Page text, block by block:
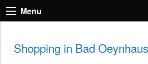
Menu
Shopping in Bad